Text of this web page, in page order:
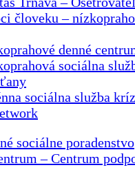
človeku –
denné
sociálna
sociálna služba
sociálne poradenstvo
– Centrum